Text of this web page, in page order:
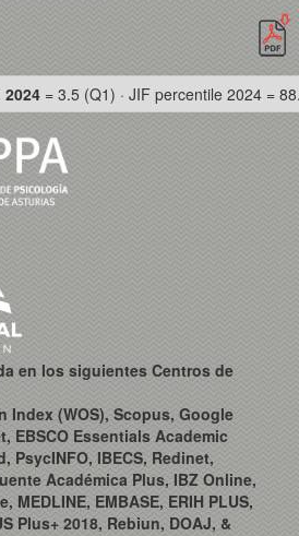
2024 = 3.5 (Q1) · JIF percentile 2024 =
en los siguientes Centros de
Index (WOS), Scopus, Google
EBSCO Essentials Academic
PsycINFO, IBECS, Redinet,
Académica Plus, IBZ Online,
MEDLINE, EMBASE, ERIH PLUS,
Plus+ 2018, Rebiun, DOAJ, &